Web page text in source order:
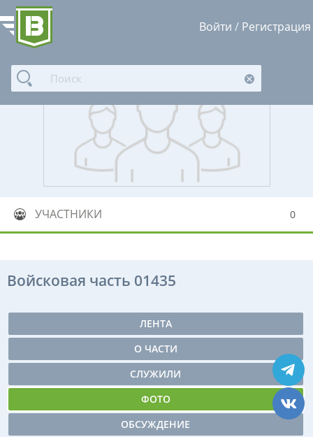
Войти / Регистрация
УЧАСТНИКИ 0
Войсковая часть 01435
ЛЕНТА
О ЧАСТИ
СЛУЖИЛИ
ФОТО
ОБСУЖДЕНИЕ